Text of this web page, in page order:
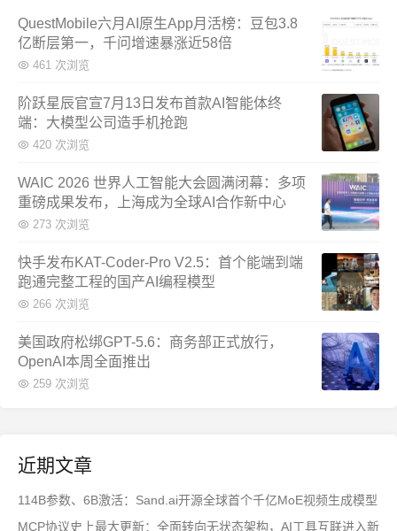
QuestMobile六月AI原生App月活榜：豆包3.8
亿断层第一，千问增速暴涨近58倍
461 次浏览
阶跃星辰官宣7月13日发布首款AI智能体终
端：大模型公司造手机抢跑
420 次浏览
WAIC 2026 世界人工智能大会圆满闭幕：多项
重磅成果发布，上海成为全球AI合作新中心
273 次浏览
快手发布KAT-Coder-Pro V2.5：首个能端到端
跑通完整工程的国产AI编程模型
266 次浏览
美国政府松绑GPT-5.6：商务部正式放行，
OpenAI本周全面推出
259 次浏览
近期文章
114B参数、6B激活：Sand.ai开源全球首个千亿MoE视频生成模型
MCP协议史上最大更新：全面转向无状态架构，AI工具互联进入新